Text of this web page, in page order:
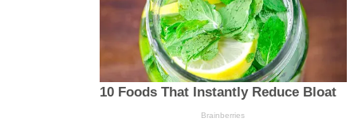
10 Foods That Instantly Reduce Bloat
Brainberries